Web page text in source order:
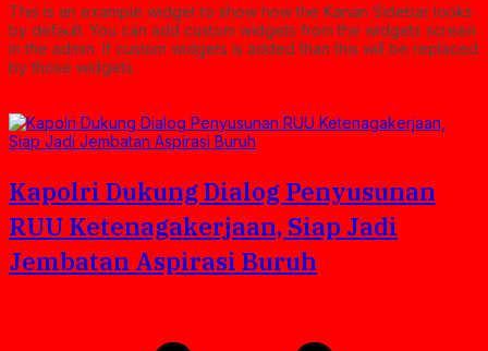
This is an example widget to show how the Kanan Sidebar looks
by default. You can add custom widgets from the widgets screen
in the admin. If custom widgets is added than this will be replaced
by those widgets.
Kapolri Dukung Dialog Penyusunan
RUU Ketenagakerjaan, Siap Jadi
Jembatan Aspirasi Buruh